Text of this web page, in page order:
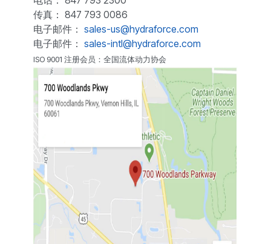
传真： 847 793 0086
电子邮件： sales-us@hydraforce.com
电子邮件： sales-intl@hydraforce.com
ISO 9001 注册会员：全国流体动力协会